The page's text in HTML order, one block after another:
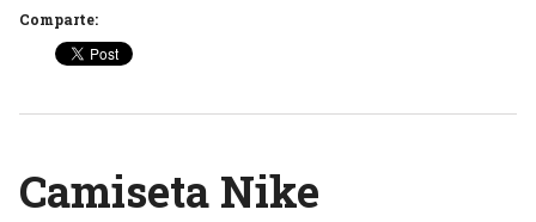
Comparte:
Camiseta Nike